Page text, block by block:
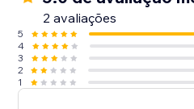
2 avaliações
5
4
3
2
1